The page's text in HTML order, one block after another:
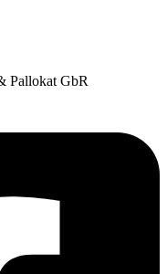
Pallokat GbR